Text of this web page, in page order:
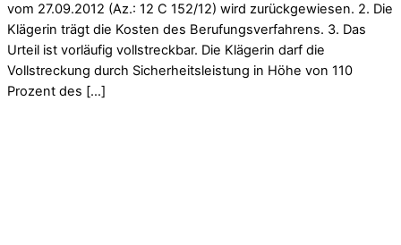
vom 27.09.2012 (Az.: 12 C 152/12) wird zurückgewiesen. 2. Die
Klägerin trägt die Kosten des Berufungsverfahrens. 3. Das
Urteil ist vorläufig vollstreckbar. Die Klägerin darf die
Vollstreckung durch Sicherheitsleistung in Höhe von 110
Prozent des […]